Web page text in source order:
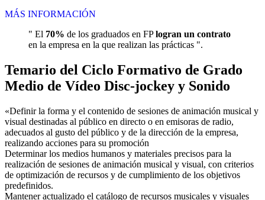
MÁS INFORMACIÓN
" El 70% de los graduados en FPlogran un contrato
en la empresa en la que realizan las prácticas ".
Temario del Ciclo Formativo de Grado
Medio de Vídeo Disc-jockey y Sonido
«Definir la forma y el contenido de sesiones de animación musical y
visual destinadas al público en directo o en emisoras de radio,
adecuados al gusto del público y de la dirección de la empresa,
realizando acciones para su promoción
Determinar los medios humanos y materiales precisos para la
realización de sesiones de animación musical y visual, con criterios
de optimización de recursos y de cumplimiento de los objetivos
predefinidos.
Mantener actualizado el catálogo de recursos musicales y visuales